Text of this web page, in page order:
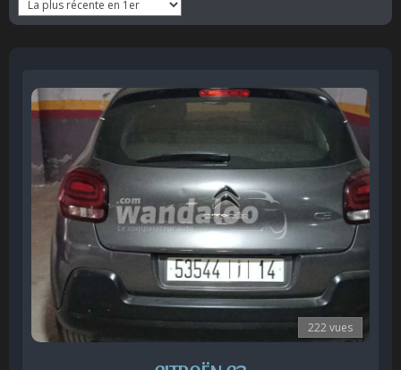
222 vues